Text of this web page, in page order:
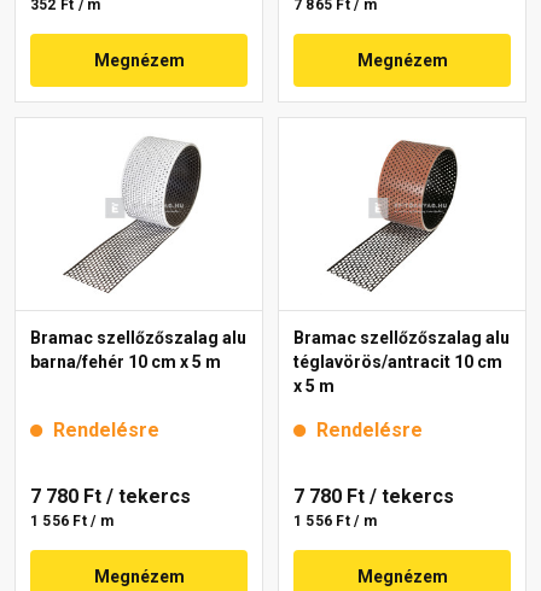
352 Ft / m
Megnézem
7 865 Ft / m
Megnézem
Bramac szellőzőszalag alu
barna/fehér 10 cm x 5 m
Rendelésre
7 780 Ft / tekercs
1 556 Ft / m
Megnézem
Bramac szellőzőszalag alu
téglavörös/antracit 10 cm
x 5 m
Rendelésre
7 780 Ft / tekercs
1 556 Ft / m
Megnézem